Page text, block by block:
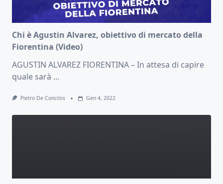
Chi è Agustin Alvarez, obiettivo di mercato della
Fiorentina (Video)
AGUSTIN ALVAREZ FIORENTINA – In attesa di capire
quale sarà ...
Pietro De Conciliis Gen 4, 2022